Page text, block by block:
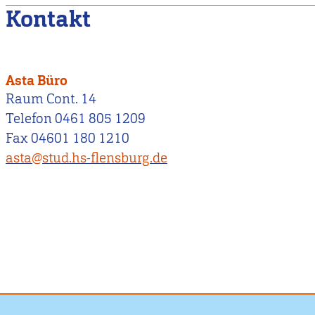
Kontakt
Asta Büro
Raum Cont. 14
Telefon 0461 805 1209
Fax 04601 180 1210
asta@stud.hs-flensburg.de